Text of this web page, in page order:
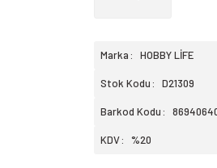
Marka HOBBY LİFE
Stok Kodu D21309
Barkod Kodu
KDV %20